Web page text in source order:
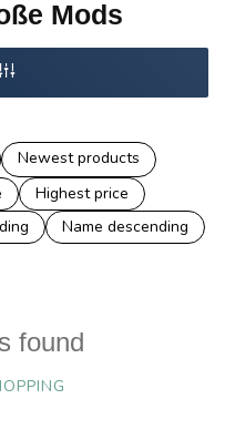
Mods
Newest products
Highest price
Name descending
found